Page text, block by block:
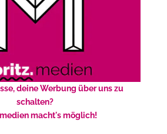
deine Werbung über uns zu
schalten?
macht's möglich!